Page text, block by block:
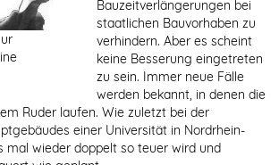
Bauzeitverlängerungen bei
staatlichen Bauvorhaben zu
verhindern. Aber es scheint
keine Besserung eingetreten
zu sein. Immer neue Fälle
werden bekannt, in denen die
Ruder laufen. Wie zuletzt bei der
einer Universität in Nordrhein-
mal wieder doppelt so teuer wird und